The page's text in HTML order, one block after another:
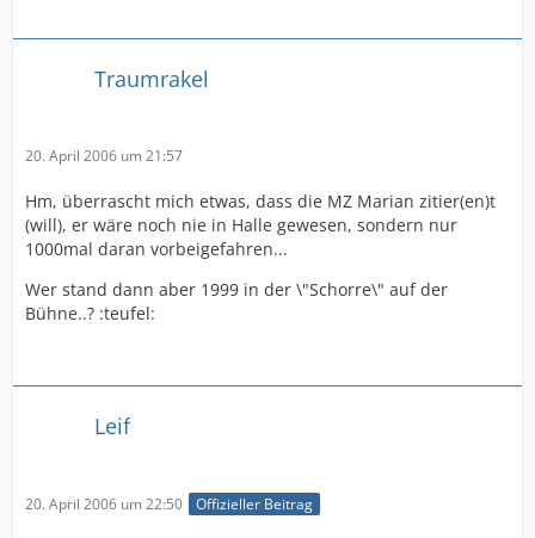
Traumrakel
20. April 2006 um 21:57
Hm, überrascht mich etwas, dass die MZ Marian zitier(en)t
(will), er wäre noch nie in Halle gewesen, sondern nur
1000mal daran vorbeigefahren...
Wer stand dann aber 1999 in der \"Schorre\" auf der
Bühne..? :teufel:
Leif
20. April 2006 um 22:50 Offizieller Beitrag